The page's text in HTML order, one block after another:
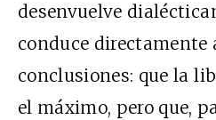
desenvuelve
conduce directamente
conclusiones: que la
el máximo, pero que,